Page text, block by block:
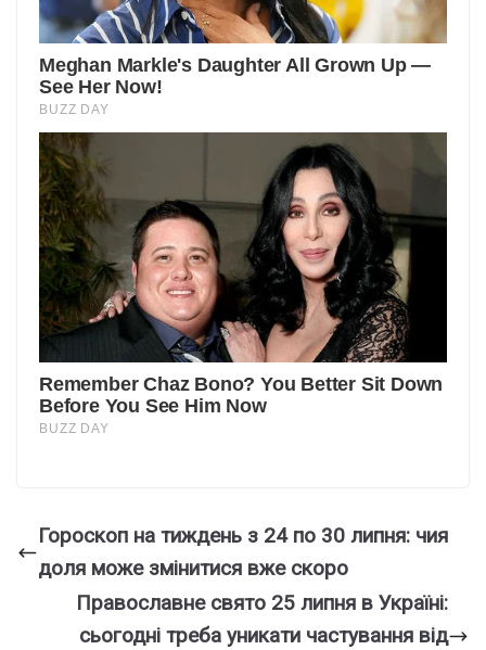
Гороскоп на тиждень з 24 по 30 липня: чия
доля може змінитися вже скоро
Православне свято 25 липня в Україні:
сьогодні треба уникати частування від